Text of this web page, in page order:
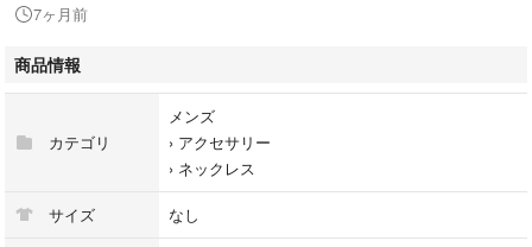
付属品なし。
#アヴァランチ
#10K #ダイヤモンド #クロス
#イエローゴールド #YG
7ヶ月前
商品情報
カテゴリ
メンズ
› アクセサリー
› ネックレス
サイズ なし